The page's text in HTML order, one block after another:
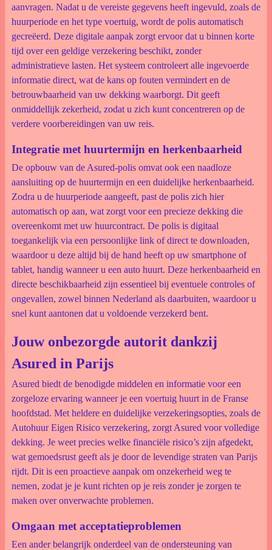
aanvragen. Nadat u de vereiste gegevens heeft ingevuld, zoals de
huurperiode en het type voertuig, wordt de polis automatisch
gecreëerd. Deze digitale aanpak zorgt ervoor dat u binnen korte
tijd over een geldige verzekering beschikt, zonder
administratieve lasten. Het systeem controleert alle ingevoerde
informatie direct, wat de kans op fouten vermindert en de
betrouwbaarheid van uw dekking waarborgt. Dit geeft
onmiddellijk zekerheid, zodat u zich kunt concentreren op de
verdere voorbereidingen van uw reis.
Integratie met huurtermijn en herkenbaarheid
De opbouw van de Asured-polis omvat ook een naadloze
aansluiting op de huurtermijn en een duidelijke herkenbaarheid.
Zodra u de huurperiode aangeeft, past de polis zich hier
automatisch op aan, wat zorgt voor een precieze dekking die
overeenkomt met uw huurcontract. De polis is digitaal
toegankelijk via een persoonlijke link of direct te downloaden,
waardoor u deze altijd bij de hand heeft op uw smartphone of
tablet, handig wanneer u een auto huurt. Deze herkenbaarheid en
directe beschikbaarheid zijn essentieel bij eventuele controles of
ongevallen, zowel binnen Nederland als daarbuiten, waardoor u
snel kunt aantonen dat u voldoende verzekerd bent.
Jouw onbezorgde autorit dankzij
Asured in Parijs
Asured biedt de benodigde middelen en informatie voor een
zorgeloze ervaring wanneer je een voertuig huurt in de Franse
hoofdstad. Met heldere en duidelijke verzekeringsopties, zoals de
Autohuur Eigen Risico verzekering, zorgt Asured voor volledige
dekking. Je weet precies welke financiële risico’s zijn afgedekt,
wat gemoedsrust geeft als je door de levendige straten van Parijs
rijdt. Dit is een proactieve aanpak om onzekerheid weg te
nemen, zodat je je kunt richten op je reis zonder je zorgen te
maken over onverwachte problemen.
Omgaan met acceptatieproblemen
Een ander belangrijk onderdeel van de ondersteuning van